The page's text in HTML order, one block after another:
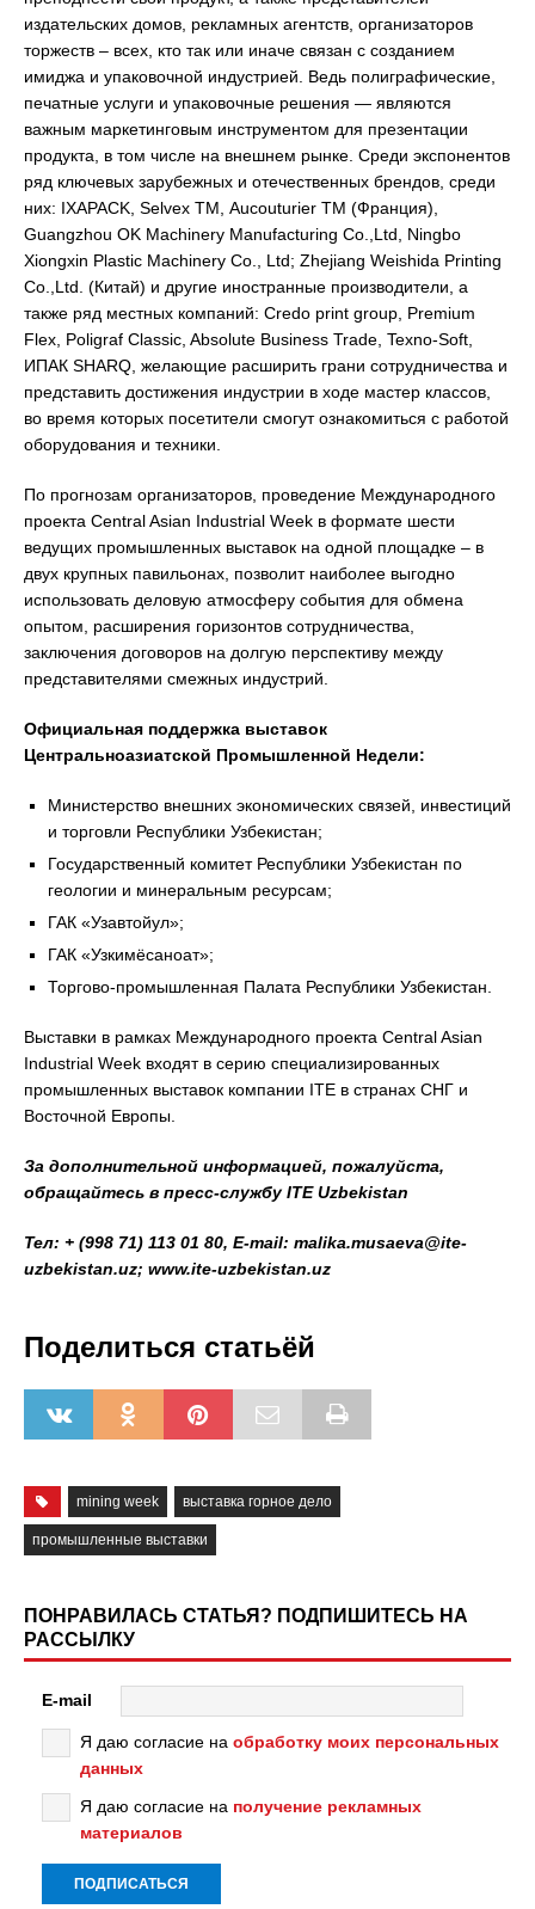
издательских домов, рекламных агентств, организаторов
торжеств – всех, кто так или иначе связан с созданием
имиджа и упаковочной индустрией. Ведь полиграфические,
печатные услуги и упаковочные решения — являются
важным маркетинговым инструментом для презентации
продукта, в том числе на внешнем рынке. Среди экспонентов
ряд ключевых зарубежных и отечественных брендов, среди
них: IXAPACK, Selvex ТМ, Aucouturier ТМ (Франция),
Guangzhou OK Machinery Manufacturing Co.,Ltd, Ningbo
Xiongxin Plastic Machinery Co., Ltd; Zhejiang Weishida Printing
Co.,Ltd. (Китай) и другие иностранные производители, а
также ряд местных компаний: Credo print group, Premium
Flex, Poligraf Classic, Absolute Business Trade, Texno-Soft,
ИПАК SHARQ, желающие расширить грани сотрудничества и
представить достижения индустрии в ходе мастер классов,
во время которых посетители смогут ознакомиться с работой
оборудования и техники.
По прогнозам организаторов, проведение Международного
проекта Central Asian Industrial Week в формате шести
ведущих промышленных выставок на одной площадке – в
двух крупных павильонах, позволит наиболее выгодно
использовать деловую атмосферу события для обмена
опытом, расширения горизонтов сотрудничества,
заключения договоров на долгую перспективу между
представителями смежных индустрий.
Официальная поддержка выставок
Центральноазиатской Промышленной Недели:
Министерство внешних экономических связей, инвестиций
и торговли Республики Узбекистан;
Государственный комитет Республики Узбекистан по
геологии и минеральным ресурсам;
ГАК «Узавтойул»;
ГАК «Узкимёсаноат»;
Торгово-промышленная Палата Республики Узбекистан.
Выставки в рамках Международного проекта Central Asian
Industrial Week входят в серию специализированных
промышленных выставок компании ITE в странах СНГ и
Восточной Европы.
За дополнительной информацией, пожалуйста,
обращайтесь в пресс-службу ITEUzbekistan
Teл: + (998 71) 113 01 80, E-mail: malika.musaeva@ite-
uzbekistan.uz; www.ite-uzbekistan.uz
Поделиться статьёй
mining week выставка горное дело
промышленные выставки
ПОНРАВИЛАСЬ СТАТЬЯ? ПОДПИШИТЕСЬ НА
РАССЫЛКУ
E-mail
Я даю согласие на обработку моих персональных
данных
Я даю согласие на получение рекламных
материалов